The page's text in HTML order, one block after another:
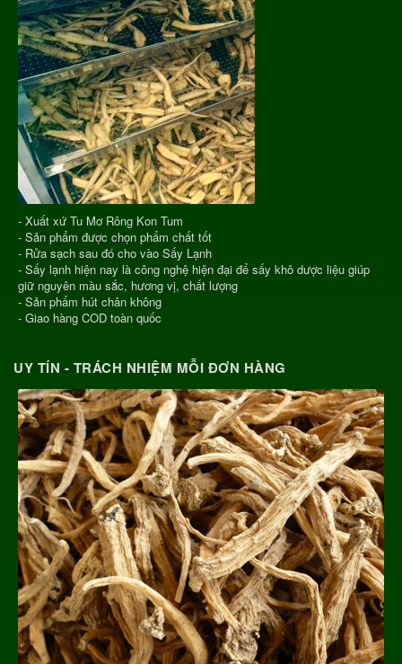
- Xuất xứ Tu Mơ Rông Kon Tum
- Sản phẩm được chọn phẩm chất tốt
- Rửa sạch sau đó cho vào Sấy Lạnh
- Sấy lạnh hiện nay là công nghệ hiện đại để sấy khô dược liệu giúp
giữ nguyên màu sắc, hương vị, chất lượng
- Sản phẩm hút chân không
- Giao hàng COD toàn quốc
UY TÍN - TRÁCH NHIỆM MỖI ĐƠN HÀNG